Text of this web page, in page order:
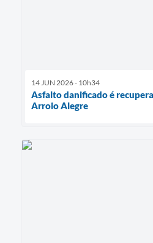
14 JUN 2026 - 10h34
Asfalto danificado é
Arroio Alegre